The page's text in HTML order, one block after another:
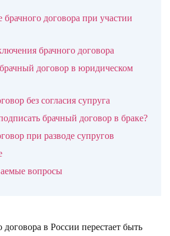
брачного договора при участии
брачного договора
договор в юридическом
без согласия супруга
брачный договор в браке?
при разводе супругов
вопросы
в России перестает быть